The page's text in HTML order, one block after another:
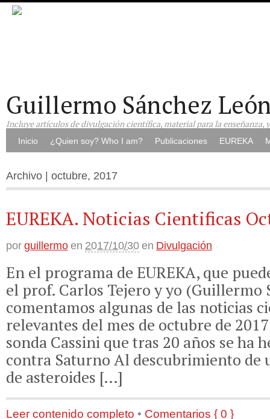
Guillermo Sánchez
Incluye artículos de divulgación científica, material para la enseñanza,
Inicio ¿Quien soy? Who I am? Publicaciones EUREKA
Archivo | octubre, 2017
EUREKA. Noticias Cientificas
por guillermo en 2017/10/30 en Divulgación
En el programa de EUREKA, que
el prof. Carlos Tejero y yo (Guillermo
comentamos algunas de las noticias
relevantes del mes de octubre de
sonda Cassini que tras 20 años se ha
contra Saturno Al descubrimiento de
de asteroides […]
Leer contenido completo • Comentarios { 0 }